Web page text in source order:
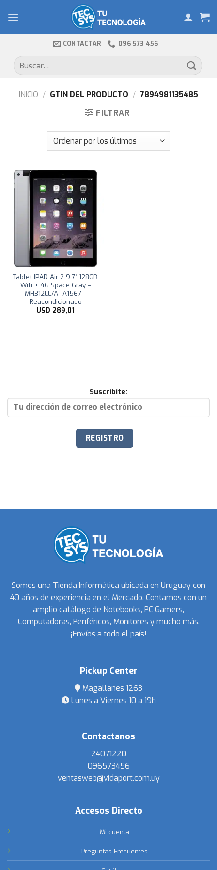
CONTACTAR 096 573 456
Buscar
por:
INICIO / GTIN DEL PRODUCTO / 7894981135485
FILTRAR
Tablet IPAD Air 2 9.7″ 128GB
Wifi + 4G Space Gray –
MH312LL/A- A1567 –
Reacondicionado
USD 289,01
Suscribite:
Somos una Tienda Informática ubicada en Uruguay con
40 años de experiencia en el Mercado. Contamos con un
amplio catálogo de Notebooks, PC Gamers,
Computadoras, Periféricos, Monitores y mucho más.
¡Envíos a todo el país!
Pickup Center
Magallanes 1263
Lunes a Viernes 10 a 19h
Contactanos
24071220
096573456
ventasweb@vidaport.com.uy
Accesos Directo
Mi cuenta
Preguntas Frecuentes